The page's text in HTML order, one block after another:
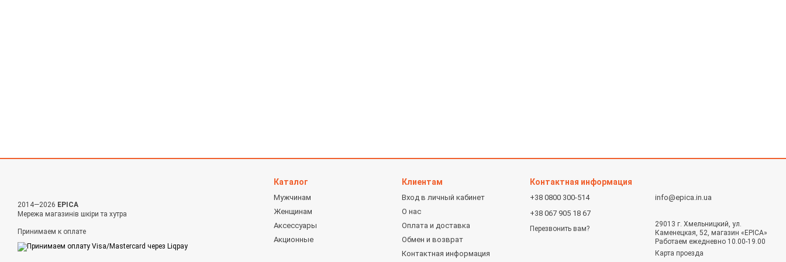
2014—2026 EPICA
Мережа магазинів шкіри та хутра
Принимаем к оплате
Каталог
Мужчинам
Женщинам
Аксессуары
Акционные
Клиентам
Вход в личный кабинет
О нас
Оплата и доставка
Обмен и возврат
Контактная информация
Контактная информация
+38 0800 300-514
+38 067 905 18 67
Перезвонить вам?
info@epica.in.ua
29013 г. Хмельницкий, ул.
Каменецкая, 52, магазин «EPICA»
Работаем ежедневно 10.00-19.00
Карта проезда